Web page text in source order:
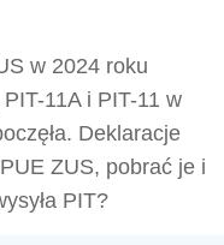
w 2024 roku
11A i PIT-11 w
Deklaracje
ZUS, pobrać je i
PIT?